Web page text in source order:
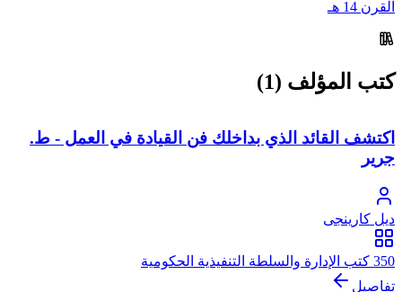
القرن 14 هـ
كتب المؤلف (1)
اكتشف القائد الذي بداخلك فن القيادة في العمل - ط.
جرير
ديل كارينجى
350 كتب الإدارة والسلطة التنفيذية الحكومية
تفاصيل